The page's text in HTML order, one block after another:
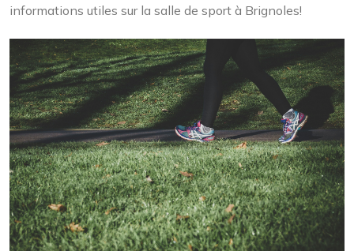
informations utiles sur la salle de sport à Brignoles!